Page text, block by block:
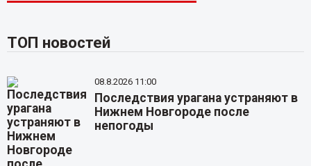
ТОП новостей
08.8.2026 11:00
Последствия урагана устраняют в
Нижнем Новгороде после
непогоды